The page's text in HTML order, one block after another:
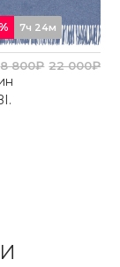
% 7ч 24м
8 800₽ 22 000₽